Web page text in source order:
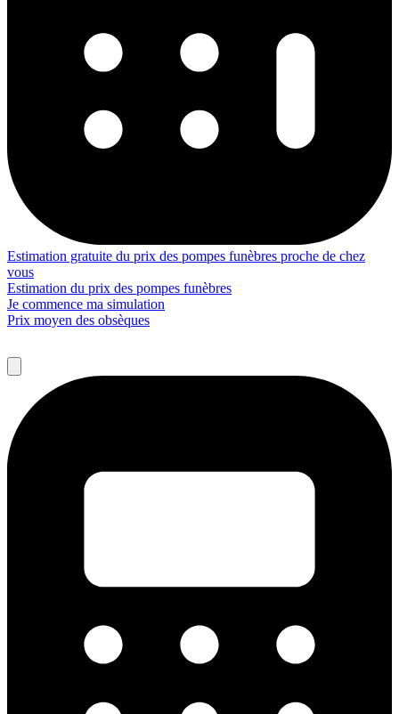
Estimation gratuite du prix des pompes funèbres proche de chez
vous
Estimation du prix des pompes funèbres
Je commence ma simulation
Prix moyen des obsèques